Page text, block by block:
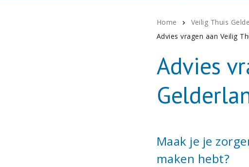
Home
Veilig Thuis
Advies vragen aan Veilig
Advies
Maak je je
maken hebt?